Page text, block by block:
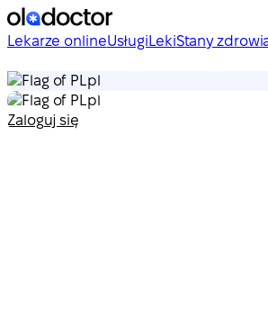
Lekarze onlineUsługi LekiStany
pl
pl
Zaloguj się